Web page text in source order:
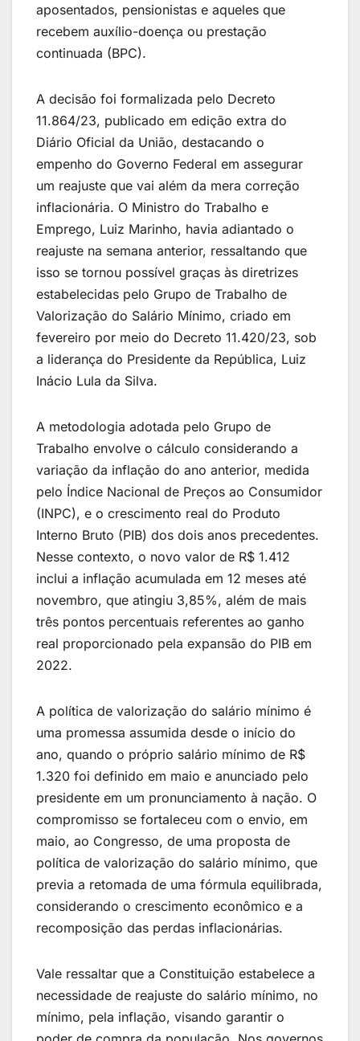
aposentados, pensionistas e aqueles que
recebem auxílio-doença ou prestação
continuada (BPC).
A decisão foi formalizada pelo Decreto
11.864/23, publicado em edição extra do
Diário Oficial da União, destacando o
empenho do Governo Federal em assegurar
um reajuste que vai além da mera correção
inflacionária. O Ministro do Trabalho e
Emprego, Luiz Marinho, havia adiantado o
reajuste na semana anterior, ressaltando que
isso se tornou possível graças às diretrizes
estabelecidas pelo Grupo de Trabalho de
Valorização do Salário Mínimo, criado em
fevereiro por meio do Decreto 11.420/23, sob
a liderança do Presidente da República, Luiz
Inácio Lula da Silva.
A metodologia adotada pelo Grupo de
Trabalho envolve o cálculo considerando a
variação da inflação do ano anterior, medida
pelo Índice Nacional de Preços ao Consumidor
(INPC), e o crescimento real do Produto
Interno Bruto (PIB) dos dois anos precedentes.
Nesse contexto, o novo valor de R$ 1.412
inclui a inflação acumulada em 12 meses até
novembro, que atingiu 3,85%, além de mais
três pontos percentuais referentes ao ganho
real proporcionado pela expansão do PIB em
2022.
A política de valorização do salário mínimo é
uma promessa assumida desde o início do
ano, quando o próprio salário mínimo de R$
1.320 foi definido em maio e anunciado pelo
presidente em um pronunciamento à nação. O
compromisso se fortaleceu com o envio, em
maio, ao Congresso, de uma proposta de
política de valorização do salário mínimo, que
previa a retomada de uma fórmula equilibrada,
considerando o crescimento econômico e a
recomposição das perdas inflacionárias.
Vale ressaltar que a Constituição estabelece a
necessidade de reajuste do salário mínimo, no
mínimo, pela inflação, visando garantir o